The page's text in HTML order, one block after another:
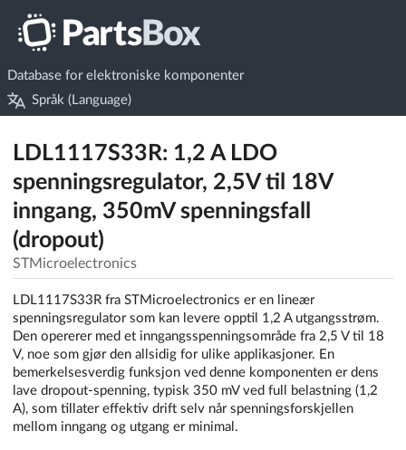
Database for elektroniske komponenter
Språk (Language)
LDL1117S33R: 1,2 A LDO
spenningsregulator, 2,5V til 18V
inngang, 350mV spenningsfall
(dropout)
STMicroelectronics
LDL1117S33R fra STMicroelectronics er en lineær
spenningsregulator som kan levere opptil 1,2 A utgangsstrøm.
Den opererer med et inngangsspenningsområde fra 2,5 V til 18
V, noe som gjør den allsidig for ulike applikasjoner. En
bemerkelsesverdig funksjon ved denne komponenten er dens
lave dropout-spenning, typisk 350 mV ved full belastning (1,2
A), som tillater effektiv drift selv når spenningsforskjellen
mellom inngang og utgang er minimal.